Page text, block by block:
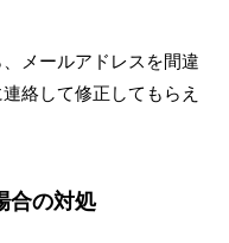
メールアドレスを間違
絡して修正してもらえ
合の対処